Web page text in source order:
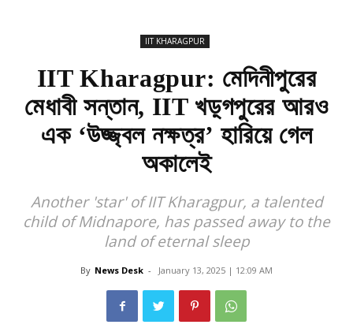
IIT KHARAGPUR
IIT Kharagpur: মেদিনীপুরের
মেধাবী সন্তান, IIT খড়্গপুরের আরও
এক ‘উজ্জ্বল নক্ষত্র’ হারিয়ে গেল
অকালেই
Another 'star' of IIT Kharagpur, a talented
child of Midnapore, has passed away to the
land of eternal sleep
By News Desk - January 13, 2025 | 12:09 AM